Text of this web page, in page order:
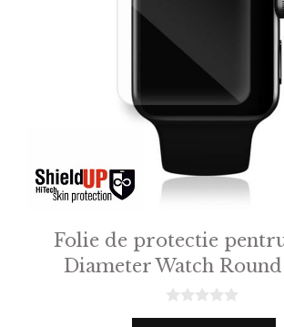
Folie de protectie
Diameter Watch
0